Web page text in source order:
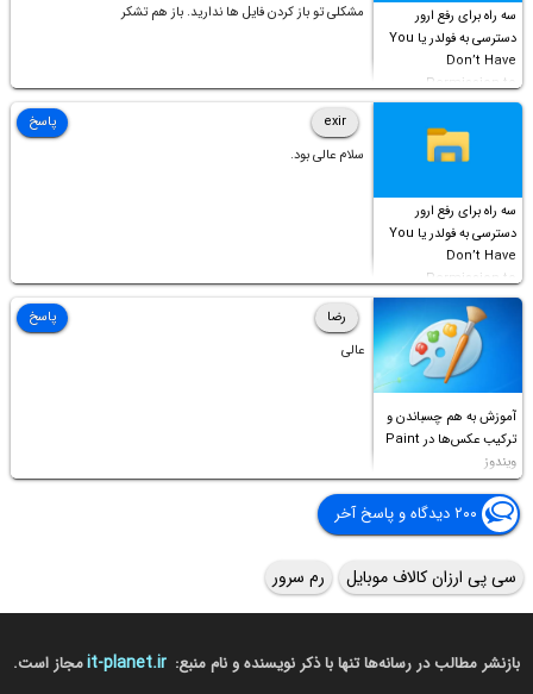
سه راه برای رفع ارور
دسترسی به فولدر یا You
Don’t Have
Permission to
Access this folder
مشکلی تو باز کردن فایل ها ندارید. باز هم تشکر
سه راه برای رفع ارور
دسترسی به فولدر یا You
Don’t Have
Permission to
Access this folder
exir
سلام عالی بود.
پاسخ
آموزش به هم چسباندن و
ترکیب عکس‌ها در Paint
ویندوز
رضا
عالی
پاسخ
۲۰۰ دیدگاه و پاسخ آخر
سی پی ارزان کالاف موبایل رم سرور
بازنشر مطالب در رسانه‌ها تنها با ذکر نویسنده و نام منبع: it-planet.irمجاز است.